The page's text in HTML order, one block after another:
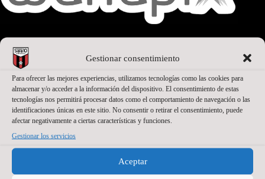
Gestionar consentimiento
Para ofrecer las mejores experiencias, utilizamos tecnologías como las cookies para
almacenar y/o acceder a la información del dispositivo. El consentimiento de estas
tecnologías nos permitirá procesar datos como el comportamiento de navegación o las
identificaciones únicas en este sitio. No consentir o retirar el consentimiento, puede
afectar negativamente a ciertas características y funciones.
Gestionar los servicios
Aceptar
SEGUNDO PATROCINADOR